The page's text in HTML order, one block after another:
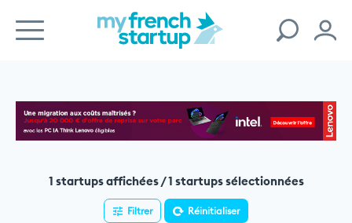
1 startups affichées / 1 startups sélectionnées
Filtrer Réinitialiser